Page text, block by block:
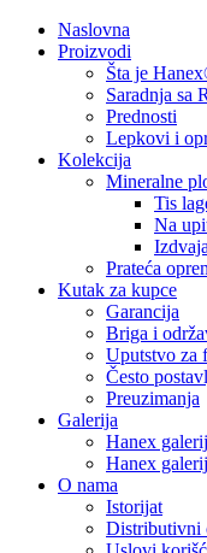
Naslovna
Proizvodi
Šta je
Saradnja sa
Prednosti
Lepkovi i
Kolekcija
Mineralne
Tis
Na
Prateća
Kutak za kupce
Garancija
Briga i
Uputstvo za
Često
Preuzimanja
Galerija
Hanex
Hanex
O nama
Istorijat
Distributivni